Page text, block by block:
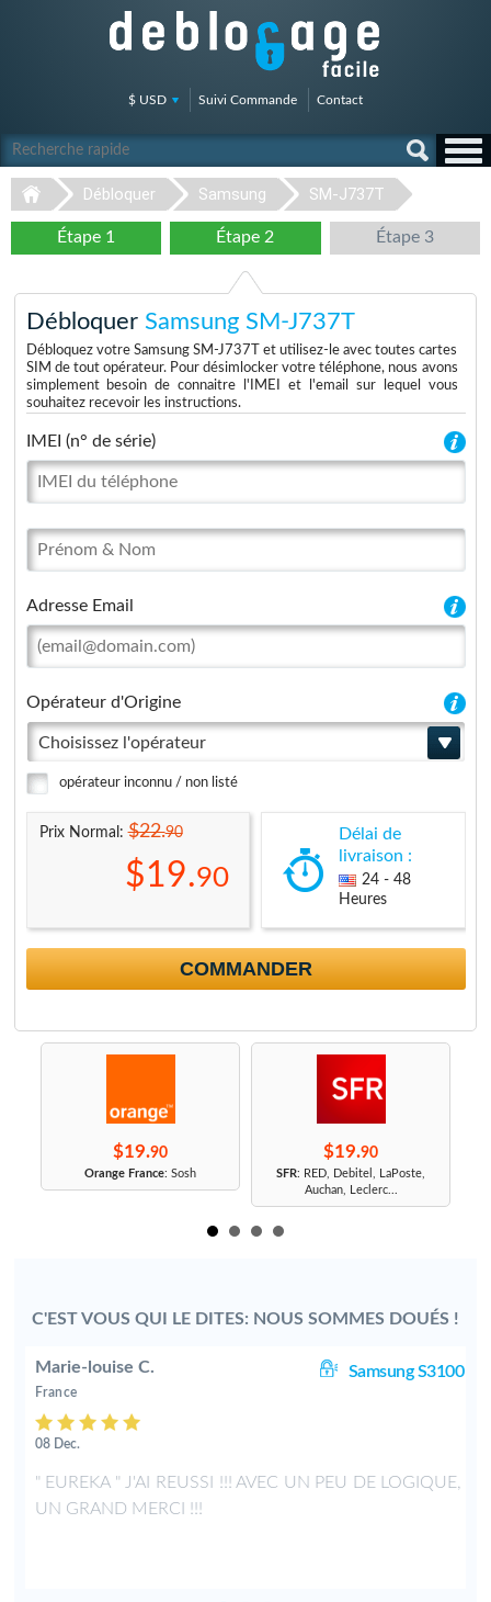
$ USD Suivi Commande Contact
Débloquer Samsung SM-J737T
Étape 1 Étape 2 Étape 3
Débloquer Samsung SM-J737T
Débloquez votre Samsung SM-J737T et utilisez-le avec toutes cartes
SIM de tout opérateur. Pour désimlocker votre téléphone, nous avons
simplement besoin de connaitre l'IMEI et l'email sur lequel vous
souhaitez recevoir les instructions.
IMEI (n° de série)
Adresse Email
Opérateur d'Origine
Choisissez l'opérateur
opérateur inconnu / non listé
Prix Normal:$22.90
$19.90
Délai de
livraison :
24 - 48
Heures
COMMANDER
$19.90
Orange France: Sosh
$19.90
SFR: RED, Debitel, LaPoste,
Auchan, Leclerc...
C'EST VOUS QUI LE DITES: NOUS SOMMES DOUÉS !
Marie-louise C. Samsung S3100
France
08 Dec.
" EUREKA " J'AI REUSSI !!! AVEC UN PEU DE LOGIQUE,
UN GRAND MERCI !!!